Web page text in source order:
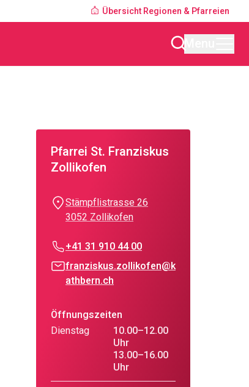
Übersicht Regionen & Pfarreien
Pfarrei St. Franziskus
Zollikofen
Stämpflistrasse 26
3052 Zollikofen
+41 31 910 44 00
franziskus.zollikofen@k
athbern.ch
Öffnungszeiten
Dienstag
10.00–12.00
Uhr
13.00–16.00
Uhr